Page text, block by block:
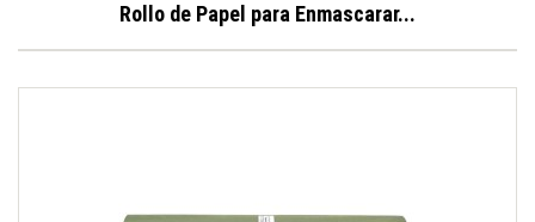
Rollo de Papel para Enmascarar...